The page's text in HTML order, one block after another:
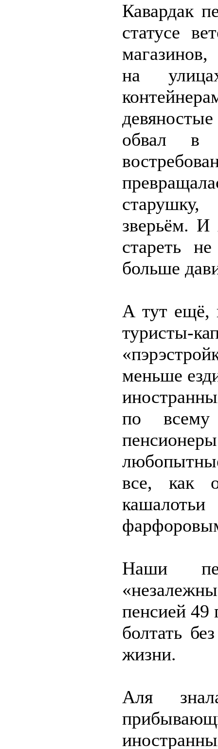
Кавардак
статусе
на
обвал в
зверьём. И
стареть
больше
А тут ещё,
туристы-
меньше
по всему
все, как
Наши
пенсией 49
болтать
жизни.
Аля